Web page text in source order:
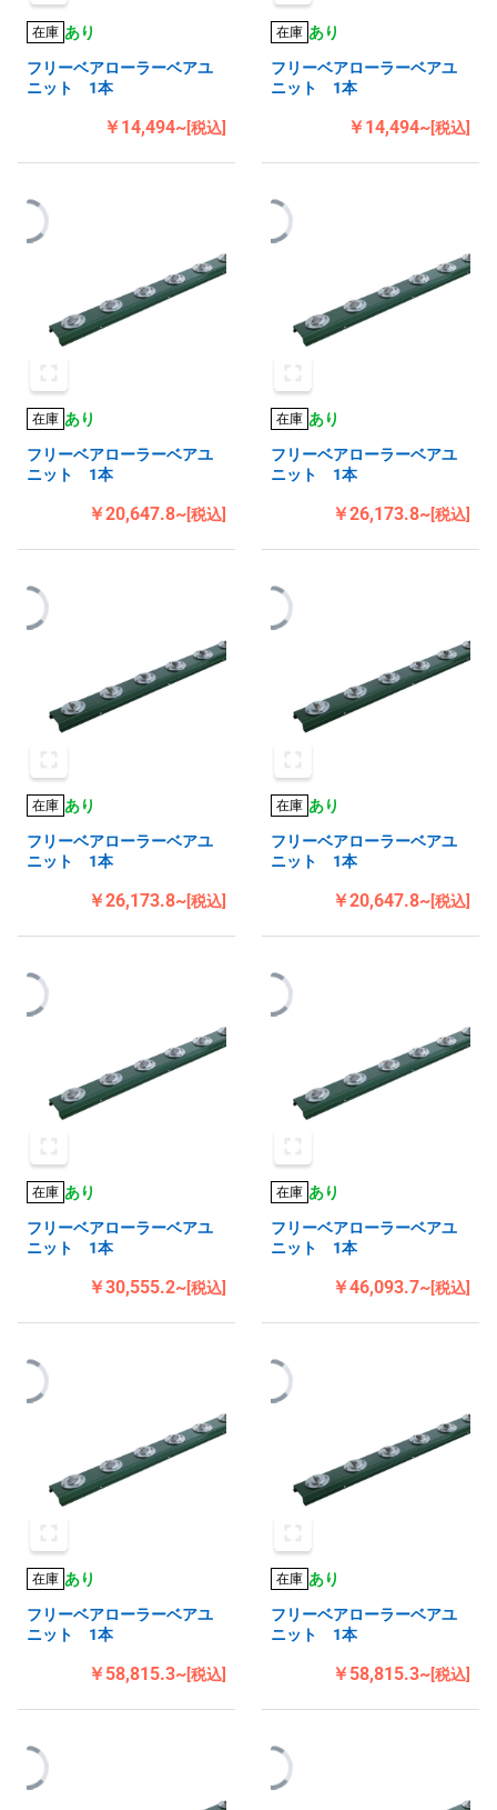
在庫 あり
フリーベアローラーベアユ
ニット 1本
￥14,494~[税込]
在庫 あり
フリーベアローラーベアユ
ニット 1本
￥14,494~[税込]
在庫 あり
フリーベアローラーベアユ
ニット 1本
￥20,647.8~[税込]
在庫 あり
フリーベアローラーベアユ
ニット 1本
￥26,173.8~[税込]
在庫 あり
フリーベアローラーベアユ
ニット 1本
￥26,173.8~[税込]
在庫 あり
フリーベアローラーベアユ
ニット 1本
￥20,647.8~[税込]
在庫 あり
フリーベアローラーベアユ
ニット 1本
￥30,555.2~[税込]
在庫 あり
フリーベアローラーベアユ
ニット 1本
￥46,093.7~[税込]
在庫 あり
フリーベアローラーベアユ
ニット 1本
￥58,815.3~[税込]
在庫 あり
フリーベアローラーベアユ
ニット 1本
￥58,815.3~[税込]